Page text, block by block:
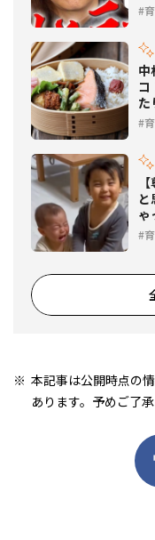
中
コ
た
ゃ
本記事は公開時点の
あります。予めご了承